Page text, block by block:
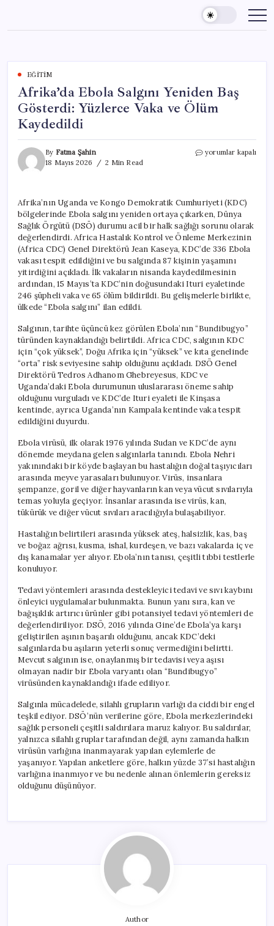
content
EĞITIM
Afrika’da Ebola Salgını Yeniden Baş
Gösterdi: Yüzlerce Vaka ve Ölüm
Kaydedildi
By Fatma Şahin
18 Mayıs 2026
2 Min Read
Afrika’da
Gösterdi:
Yüzlerce
Vaka
ve
Ölüm
için
yorumlar kapalı
Afrika’nın Uganda ve Kongo Demokratik Cumhuriyeti (KDC)
bölgelerinde Ebola salgını yeniden ortaya çıkarken, Dünya
Sağlık Örgütü (DSÖ) durumu acil bir halk sağlığı sorunu olarak
değerlendirdi. Africa Hastalık Kontrol ve Önleme Merkezinin
(Africa CDC) Genel Direktörü Jean Kaseya, KDC’de 336 Ebola
vakası tespit edildiğini ve bu salgında 87 kişinin yaşamını
yitirdiğini açıkladı. İlk vakaların nisanda kaydedilmesinin
ardından, 15 Mayıs’ta KDC’nin doğusundaki Ituri eyaletinde
246 şüpheli vaka ve 65 ölüm bildirildi. Bu gelişmelerle birlikte,
ülkede “Ebola salgını” ilan edildi.
Salgının, tarihte üçüncü kez görülen Ebola’nın “Bundibugyo”
türünden kaynaklandığı belirtildi. Africa CDC, salgının KDC
için “çok yüksek”, Doğu Afrika için “yüksek” ve kıta genelinde
“orta” risk seviyesine sahip olduğunu açıkladı. DSÖ Genel
Direktörü Tedros Adhanom Ghebreyesus, KDC ve
Uganda’daki Ebola durumunun uluslararası öneme sahip
olduğunu vurguladı ve KDC’de Ituri eyaleti ile Kinşasa
kentinde, ayrıca Uganda’nın Kampala kentinde vaka tespit
edildiğini duyurdu.
Ebola virüsü, ilk olarak 1976 yılında Sudan ve KDC’de aynı
dönemde meydana gelen salgınlarla tanındı. Ebola Nehri
yakınındaki bir köyde başlayan bu hastalığın doğal taşıyıcıları
arasında meyve yarasaları bulunuyor. Virüs, insanlara
şempanze, goril ve diğer hayvanların kan veya vücut sıvılarıyla
temas yoluyla geçiyor. İnsanlar arasında ise virüs, kan,
tükürük ve diğer vücut sıvıları aracılığıyla bulaşabiliyor.
Hastalığın belirtileri arasında yüksek ateş, halsizlik, kas, baş
ve boğaz ağrısı, kusma, ishal, kurdeşen, ve bazı vakalarda iç ve
dış kanamalar yer alıyor. Ebola’nın tanısı, çeşitli tıbbi testlerle
konuluyor.
Tedavi yöntemleri arasında destekleyici tedavi ve sıvı kaybını
önleyici uygulamalar bulunmakta. Bunun yanı sıra, kan ve
bağışıklık artırıcı ürünler gibi potansiyel tedavi yöntemleri de
değerlendiriliyor. DSÖ, 2016 yılında Gine’de Ebola’ya karşı
geliştirilen aşının başarılı olduğunu, ancak KDC’deki
salgınlarda bu aşıların yeterli sonuç vermediğini belirtti.
Mevcut salgının ise, onaylanmış bir tedavisi veya aşısı
olmayan nadir bir Ebola varyantı olan “Bundibugyo”
virüsünden kaynaklandığı ifade ediliyor.
Salgınla mücadelede, silahlı grupların varlığı da ciddi bir engel
teşkil ediyor. DSÖ’nün verilerine göre, Ebola merkezlerindeki
sağlık personeli çeşitli saldırılara maruz kalıyor. Bu saldırılar,
yalnızca silahlı gruplar tarafından değil, aynı zamanda halkın
virüsün varlığına inanmayarak yapılan eylemlerle de
yaşanıyor. Yapılan anketlere göre, halkın yüzde 37’si hastalığın
varlığına inanmıyor ve bu nedenle alınan önlemlerin gereksiz
olduğunu düşünüyor.
Author